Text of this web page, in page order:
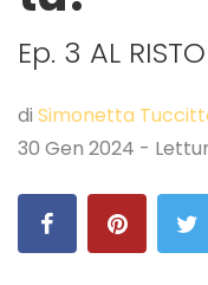
Ep. 3 AL
di Simonetta
30 Gen 2024 -